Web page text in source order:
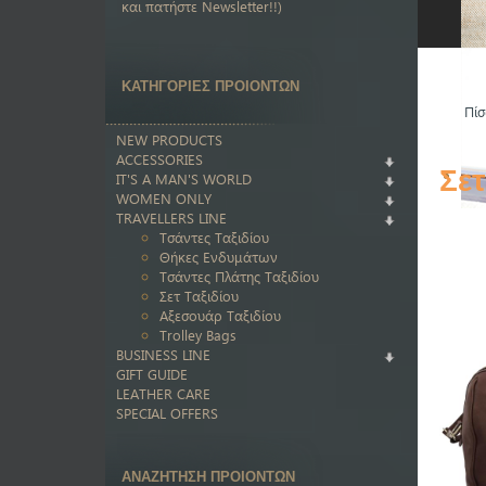
και πατήστε Newsletter!!)
ΚΑΤΗΓΟΡΙΕΣ ΠΡΟΙΟΝΤΩΝ
NEW PRODUCTS
ACCESSORIES
IT'S A MAN'S WORLD
WOMEN ONLY
TRAVELLERS LINE
Τσάντες Ταξιδίου
Θήκες Ενδυμάτων
Τσάντες Πλάτης Ταξιδίου
Σετ Ταξιδίου
Αξεσουάρ Ταξιδίου
Trolley Bags
BUSINESS LINE
GIFT GUIDE
LEATHER CARE
SPECIAL OFFERS
ΑΝΑΖΗΤΗΣΗ ΠΡΟΙΟΝΤΩΝ